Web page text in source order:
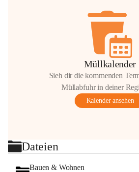
Müllkalender
Sieh dir die kommenden
Müllabfuhr in deiner
Kalender ansehen
Dateien
Bauen & Wohnen